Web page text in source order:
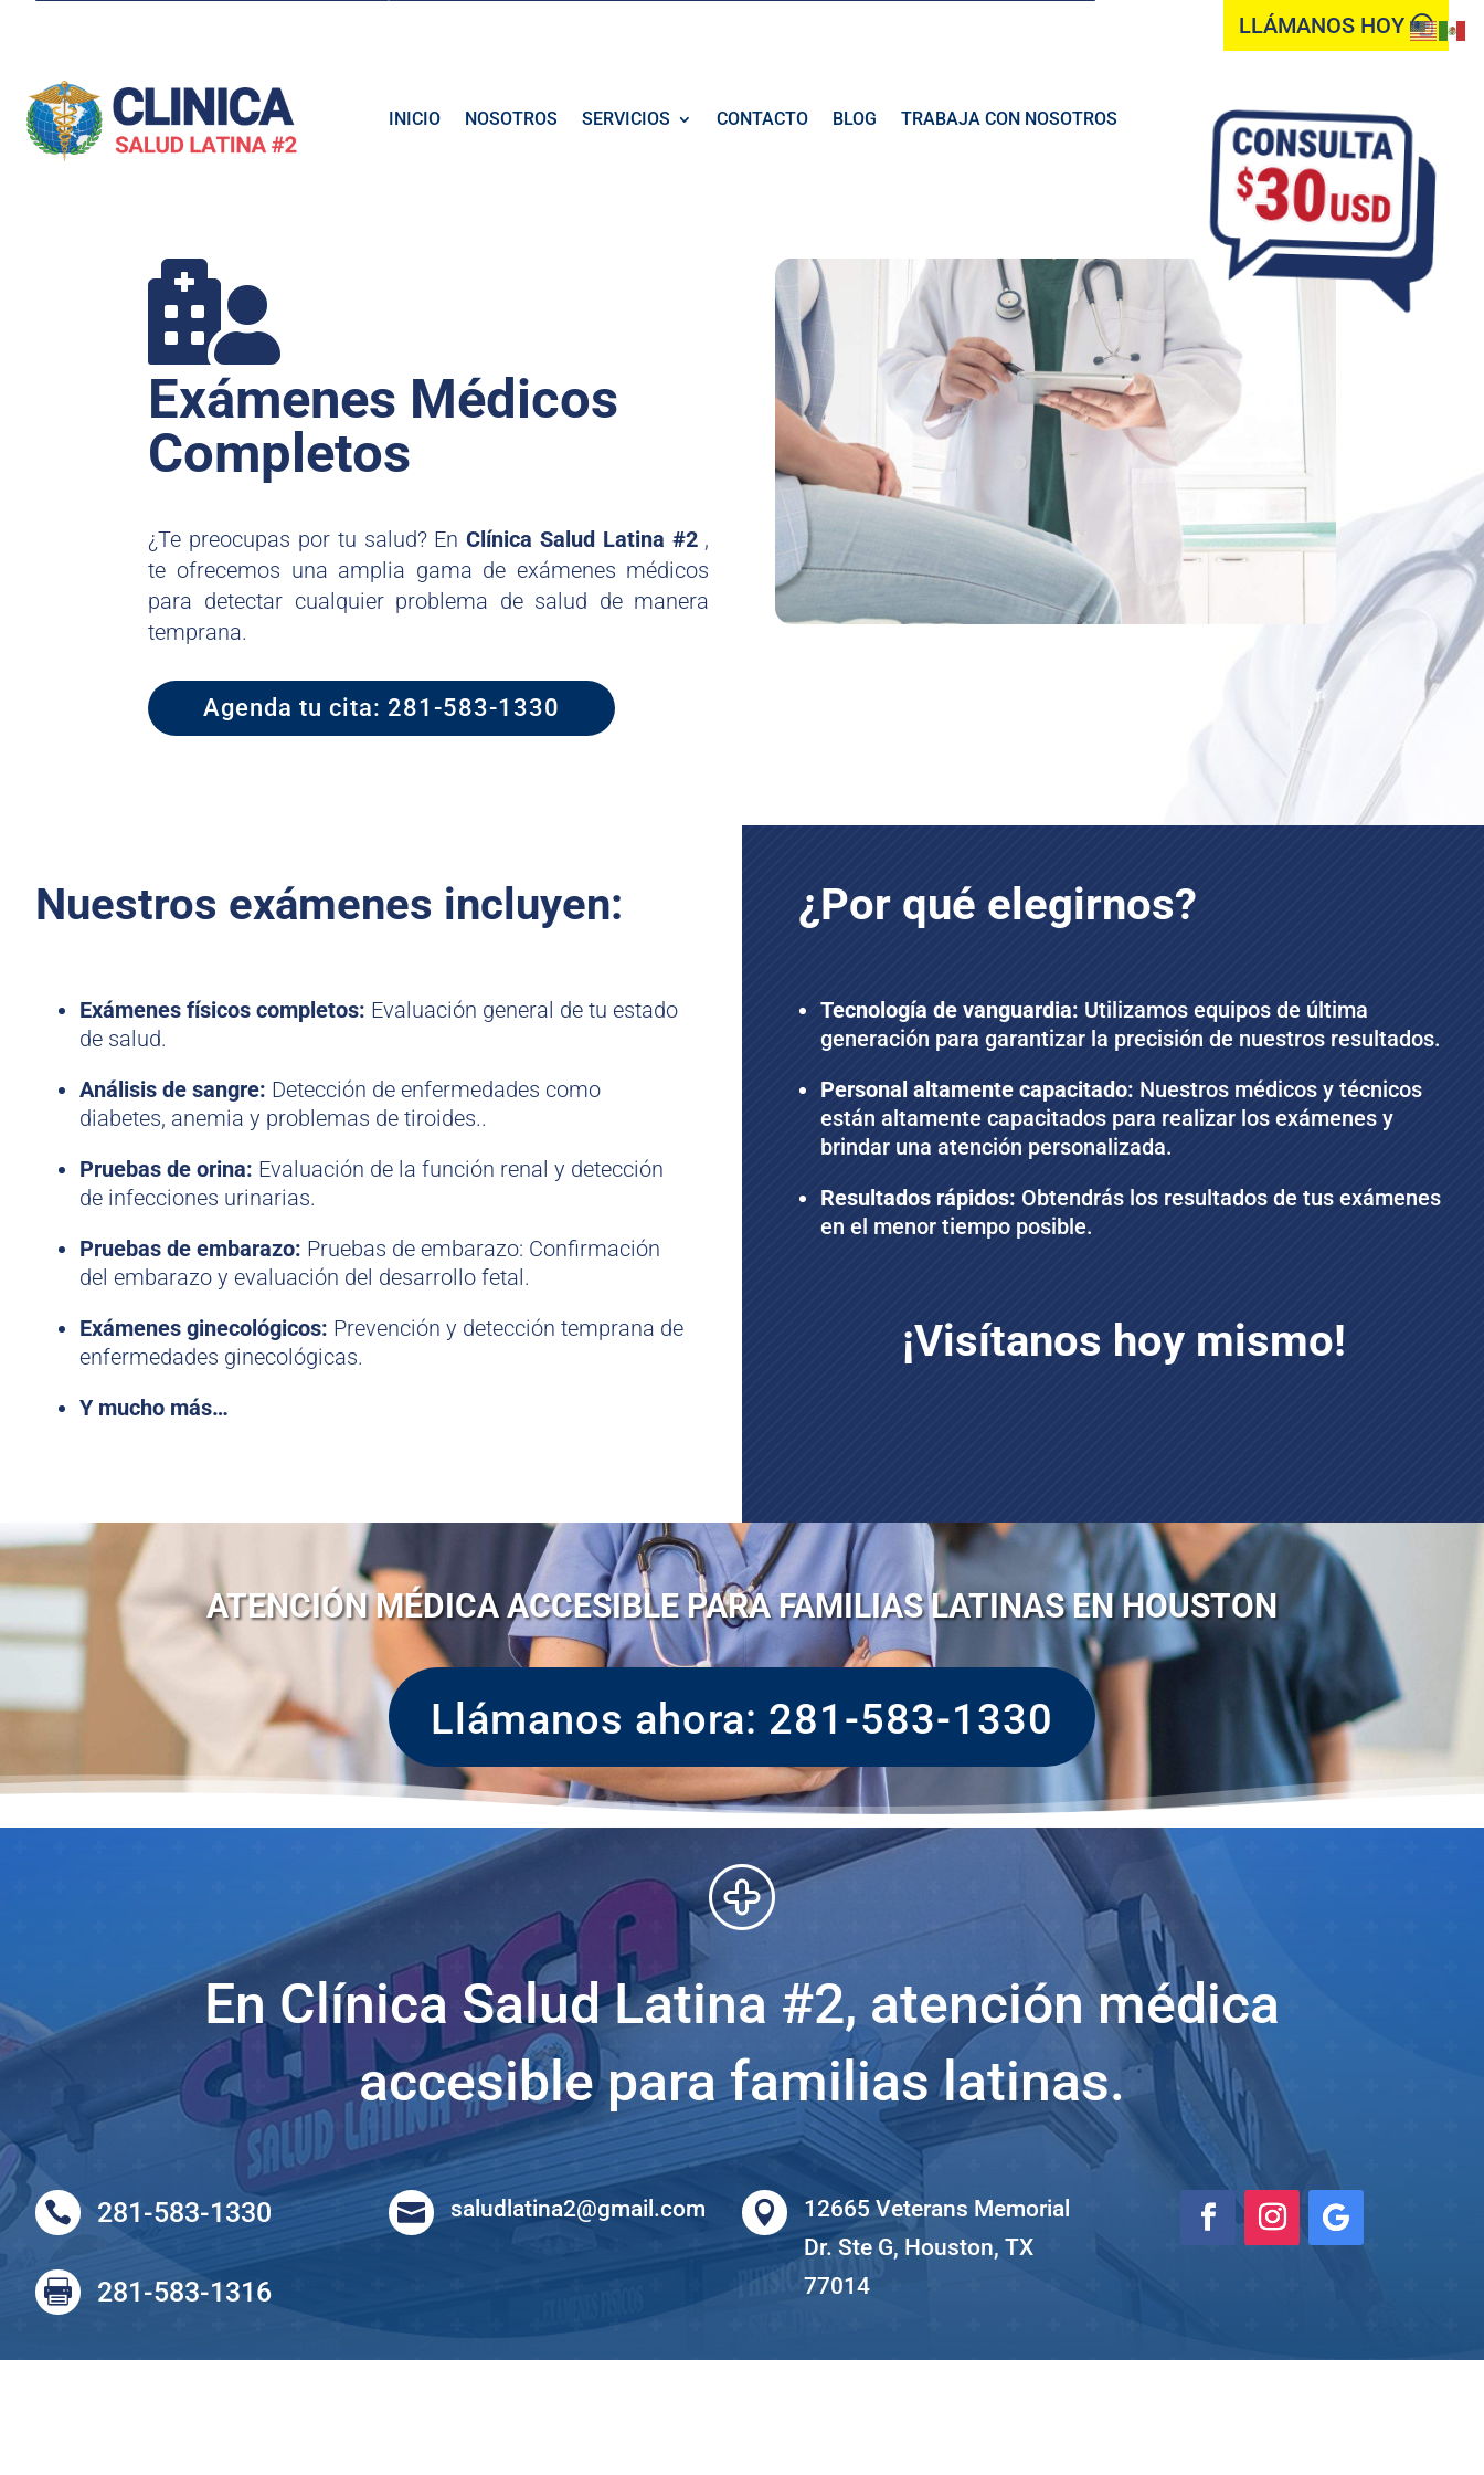
LLÁMANOS HOY
INICIO NOSOTROS SERVICIOS CONTACTO BLOG TRABAJA CON NOSOTROS

Exámenes Médicos
Completos
¿Te preocupas por tu salud? EnClínica Salud Latina #2,
te ofrecemos una amplia gama de exámenes médicos
para detectar cualquier problema de salud de manera
temprana.
Agenda tu cita: 281-583-1330
Nuestros exámenes incluyen:
Exámenes físicos completos: Evaluación general de tu estado
de salud.
Análisis de sangre: Detección de enfermedades como
diabetes, anemia y problemas de tiroides..
Pruebas de orina: Evaluación de la función renal y detección
de infecciones urinarias.
Pruebas de embarazo: Pruebas de embarazo: Confirmación
del embarazo y evaluación del desarrollo fetal.
Exámenes ginecológicos: Prevención y detección temprana de
enfermedades ginecológicas.
Y mucho más…
¿Por qué elegirnos?
Tecnología de vanguardia: Utilizamos equipos de última
generación para garantizar la precisión de nuestros resultados.
Personal altamente capacitado: Nuestros médicos y técnicos
están altamente capacitados para realizar los exámenes y
brindar una atención personalizada.
Resultados rápidos: Obtendrás los resultados de tus exámenes
en el menor tiempo posible.
¡Visítanos hoy mismo!
ATENCIÓN MÉDICA ACCESIBLE PARA FAMILIAS LATINAS EN HOUSTON
Llámanos ahora: 281-583-1330
En Clínica Salud Latina #2, atención médica
accesible para familias latinas.
 281-583-1330
 281-583-1316
 saludlatina2@gmail.com 
12665 Veterans Memorial
Dr. Ste G, Houston, TX
77014